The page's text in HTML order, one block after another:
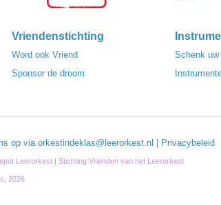
Vriendenstichting
Word ook Vriend
Sponsor de droom
Schenk
op via orkestindeklas@leerorkest.nl Privacybeleid
Leerorkest | Stichting Vrienden van het Leerorkest
2026